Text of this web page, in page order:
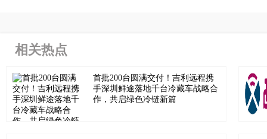
相关热点
首批200台圆满交付！吉利远程携
手深圳鲜途落地千台冷藏车战略合
作，共启绿色冷链新篇